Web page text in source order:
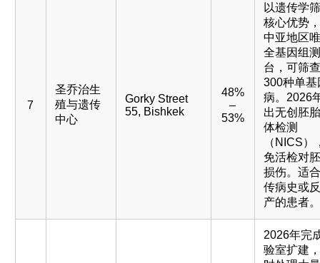
7
圣乔治生
殖与遗传
中心
Gorky Street
55, Bishkek
48%
–
53%
以遗传学
核心优势
中亚地区
全基因组
台，可筛
300种单基
病。2026
出无创胚
体检测
（NICS）
免活检对
损伤。适
传病史或
产的患者。
2026年完
验室扩建